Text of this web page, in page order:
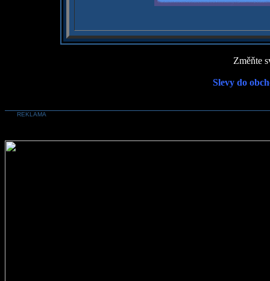
Změňte
Slevy do
REKLAMA